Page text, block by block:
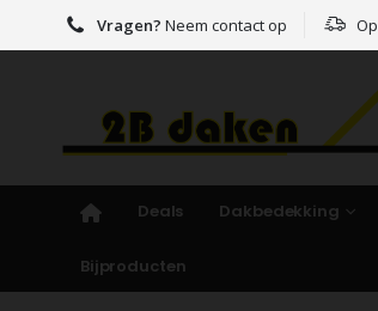
Vragen? Neem contact op Op
Deals Dakbedekking
Bijproducten